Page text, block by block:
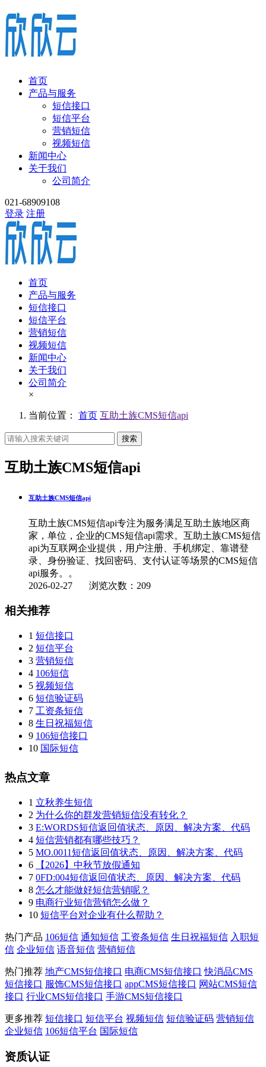
首页
产品与服务
短信接口
短信平台
营销短信
视频短信
新闻中心
关于我们
公司简介
021-68909108
登录 注册
首页
产品与服务
短信接口
短信平台
营销短信
视频短信
新闻中心
关于我们
公司简介
×
当前位置： 首页 互助土族CMS短信api
搜索
互助土族CMS短信api
互助土族CMS短信api
互助土族CMS短信api专注为服务满足互助土族地区商
家，单位，企业的CMS短信api需求。互助土族CMS短信
api为互联网企业提供，用户注册、手机绑定、靠谱登
录、身份验证、找回密码、支付认证等场景的CMS短信
api服务。。
2026-02-27 浏览次数：209
相关推荐
1 短信接口
2 短信平台
3 营销短信
4 106短信
5 视频短信
6 短信验证码
7 工资条短信
8 生日祝福短信
9 106短信接口
10 国际短信
热点文章
1 立秋养生短信
2 为什么你的群发营销短信没有转化？
3 E:WORDS短信返回值状态、原因、解决方案、代码
4 短信营销都有哪些技巧？
5 MO.0011短信返回值状态、原因、解决方案、代码
6
【2026】中秋节放假通知
7 0FD:004短信返回值状态、原因、解决方案、代码
8 怎么才能做好短信营销呢？
9 电商行业短信营销怎么做？
10 短信平台对企业有什么帮助？
热门产品 106短信 通知短信 工资条短信 生日祝福短信 入职短
信 企业短信 语音短信 营销短信
热门推荐 地产CMS短信接口 电商CMS短信接口 快消品CMS
短信接口 服饰CMS短信接口 appCMS短信接口 网站CMS短信
接口 行业CMS短信接口 手游CMS短信接口
更多推荐 短信接口 短信平台 视频短信 短信验证码 营销短信
企业短信 106短信平台 国际短信
资质认证